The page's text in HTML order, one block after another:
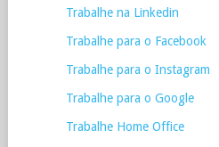
Trabalhe na Linkedin
Trabalhe para o Facebook
Trabalhe para o Instagram
Trabalhe para o Google
Trabalhe Home Office